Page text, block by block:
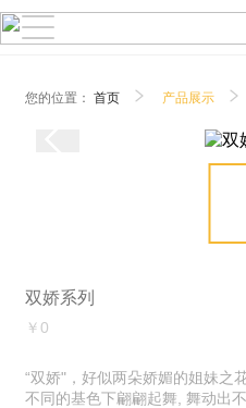
您的位置： 首页 产品展示
双娇系列
￥0
“双娇"，好似两朵娇媚的姐妹之
不同的基色下翩翩起舞, 舞动出